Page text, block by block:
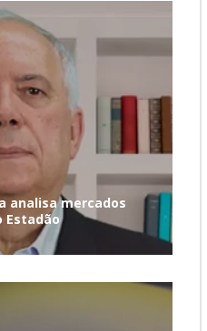
analisa mercados
Estadão